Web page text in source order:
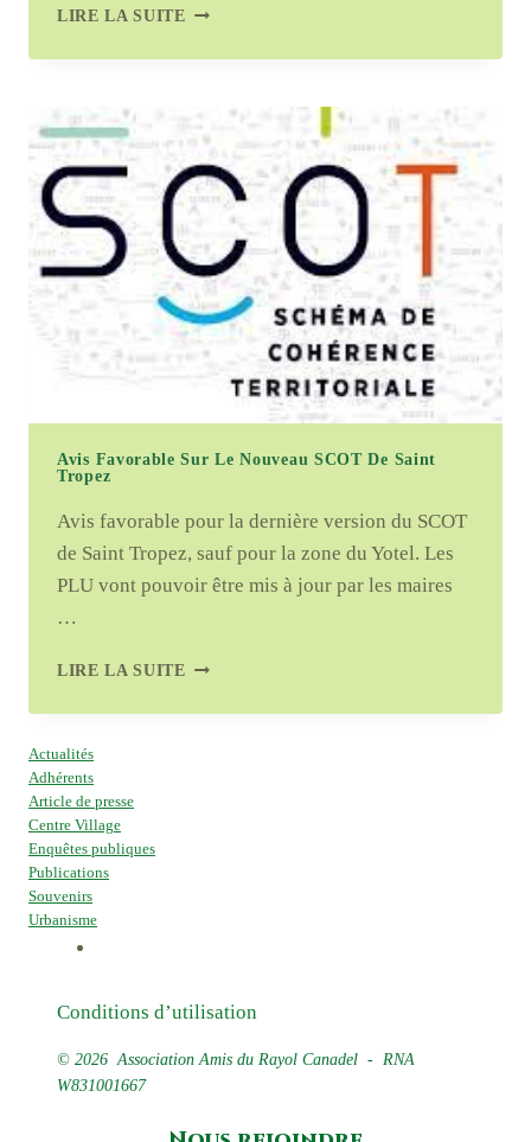
DEVANT
TRIBUNAUX
LIRE LA SUITE PROTÉGÉ :
RENDU
RÉUNION
DE
PRÉSENTATION
DU
2024
AUX
PERSONNES
PUBLIQUES
Avis Favorable Sur Le Nouveau SCOT De Saint
Tropez
Avis favorable pour la dernière version du SCOT
de Saint Tropez, sauf pour la zone du Yotel. Les
PLU vont pouvoir être mis à jour par les maires
…
LIRE LA SUITE AVIS
SUR
Actualités
Adhérents
Article de presse
Centre Village
Enquêtes publiques
Publications
Souvenirs
Urbanisme
Conditions d’utilisation
© 2026 Association Amis du Rayol Canadel - RNA
W831001667